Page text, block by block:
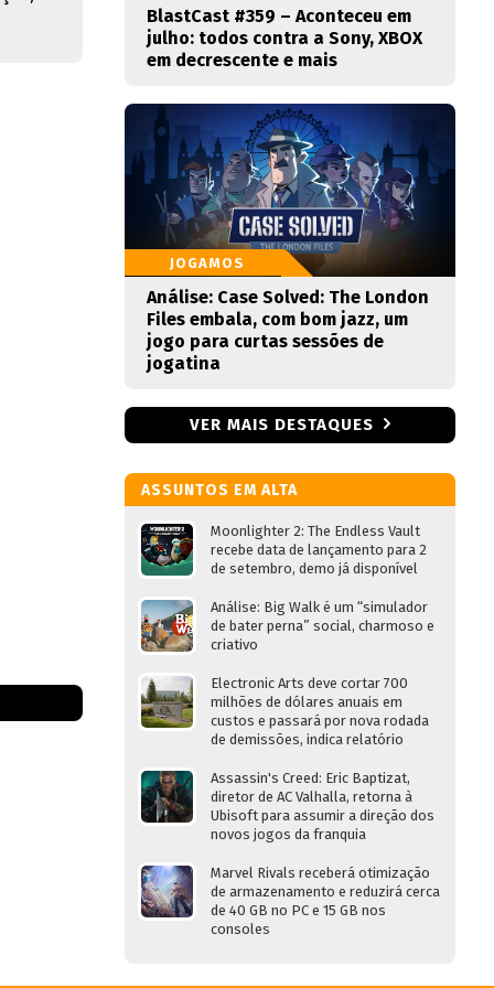
BlastCast #359 – Aconteceu em
julho: todos contra a Sony, XBOX
em decrescente e mais
JOGAMOS
Análise: Case Solved: The London
Files embala, com bom jazz, um
jogo para curtas sessões de
jogatina
VER MAIS DESTAQUES
ASSUNTOS EM ALTA
Moonlighter 2: The Endless Vault
recebe data de lançamento para 2
de setembro, demo já disponível
Análise: Big Walk é um “simulador
de bater perna” social, charmoso e
criativo
Electronic Arts deve cortar 700
milhões de dólares anuais em
custos e passará por nova rodada
de demissões, indica relatório
Assassin's Creed: Eric Baptizat,
diretor de AC Valhalla, retorna à
Ubisoft para assumir a direção dos
novos jogos da franquia
Marvel Rivals receberá otimização
de armazenamento e reduzirá cerca
de 40 GB no PC e 15 GB nos
consoles